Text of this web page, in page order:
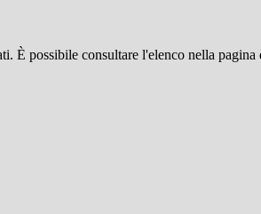
È possibile consultare l'elenco nella